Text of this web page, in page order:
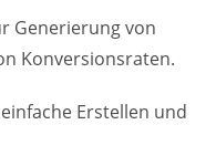
Generierung von
Konversionsraten.
Erstellen und